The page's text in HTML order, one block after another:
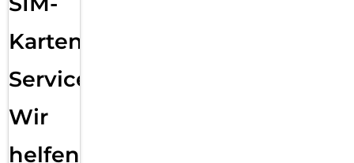
Karten
Service:
Wir
helfen